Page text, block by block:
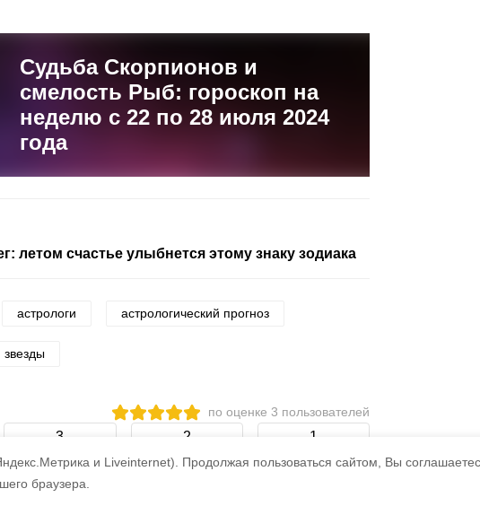
и Liveinternet). Продолжая пользоваться сайтом, Вы
браузера.
Судьба Скорпионов и
смелость Рыб: гороскоп на
неделю с 22 по 28 июля 2024
года
счастье улыбнется этому знаку зодиака
астрологи астрологический прогноз
звезды
по оценке 3 пользователей
3 2 1